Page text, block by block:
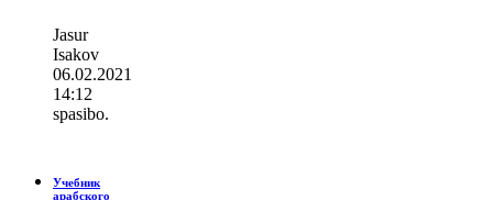
Jasur
Isakov
06.02.2021
14:12
spasibo.
Учебник
арабского